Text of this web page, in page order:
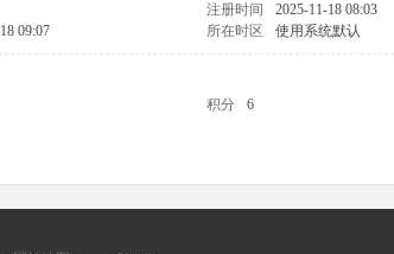
注册时间 2025-11-18 08:03
09:07 所在时区 使用系统默认
积分 6